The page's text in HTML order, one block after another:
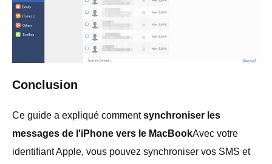
Conclusion
Ce guide a expliqué commentsynchroniser les
messages de l'iPhone vers le MacBookAvec votre
identifiant Apple, vous pouvez synchroniser vos SMS et